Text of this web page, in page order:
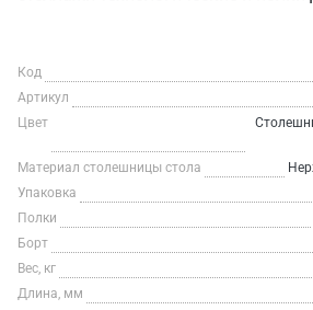
Код
Артикул
Цвет
Материал столешницы стола
Упаковка
Полки
Борт
Вес, кг
Длина, мм